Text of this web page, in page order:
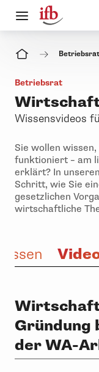
Betriebsrat
Betriebsrat
Wissensvideos
Sie wollen
funktioniert – am
erklärt? In
Schritt, wie Sie
gesetzlichen
wirtschaftliche
Gründung
der WA-